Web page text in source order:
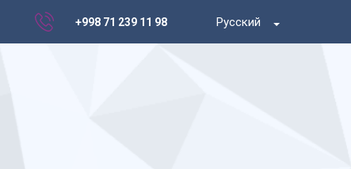
+998 71 239 11 98 Русский